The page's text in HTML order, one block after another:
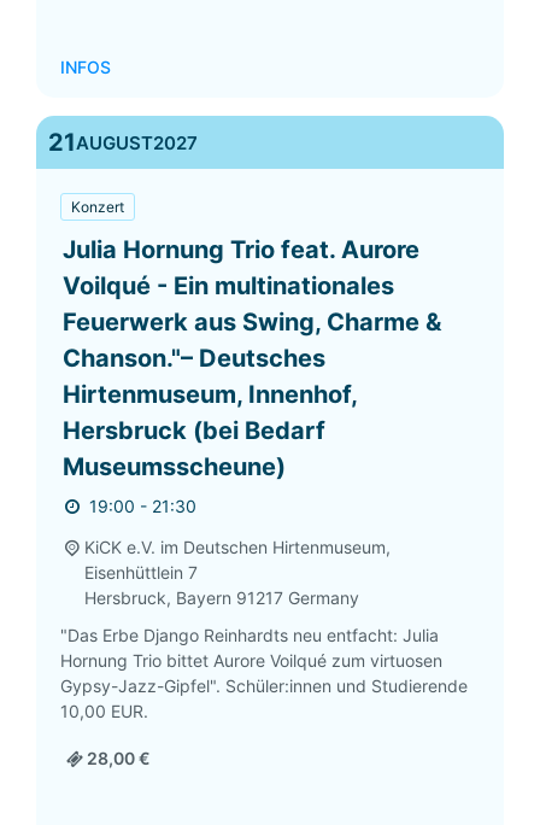
INFOS
21AUGUST2027
Konzert
Julia Hornung Trio feat. Aurore
Voilqué - Ein multinationales
Feuerwerk aus Swing, Charme &
Chanson."– Deutsches
Hirtenmuseum, Innenhof,
Hersbruck (bei Bedarf
Museumsscheune)
19:00 - 21:30
KiCK e.V. im Deutschen Hirtenmuseum,
Eisenhüttlein 7
Hersbruck, Bayern 91217 Germany
"Das Erbe Django Reinhardts neu entfacht: Julia
Hornung Trio bittet Aurore Voilqué zum virtuosen
Gypsy-Jazz-Gipfel". Schüler:innen und Studierende
10,00 EUR.
28,00 €